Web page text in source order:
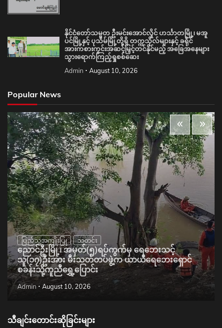
နိုင်ငံတော်သမ္မတ ဦးမင်းအောင်လှိုင် ဟင်္သာတမြို့၊ မအူ
ပင်မြို့နှင့် ပုသိမ်မြို့တို့ရှိ တက္ကသိုလ်များနှင့် ခရိုင်
အားကစားကွင်းအဆင့်မြှင့်တင်နိုင်မည့် အခြေအနေများ
သွားရောက်ကြည့်ရှုစစ်ဆေး
Admin August 10, 2026
Popular News
ပြည်သူ့အကျိုးပြု သတင်း
ညောင်ဦးမြို့၊ အမှတ်(၅)ရပ်ကွက်မှ ရေဘေးသင့်
သူ(၁၇)ဦးအား မီးသတ်တပ်ဖွဲ့က ယာယီရေဘေးရှောင်
စခန်းသို့ကူညီရွှေ့ပြောင်း
Admin August 10, 2026
သီချင်းတောင်းဆိုခြင်းများ